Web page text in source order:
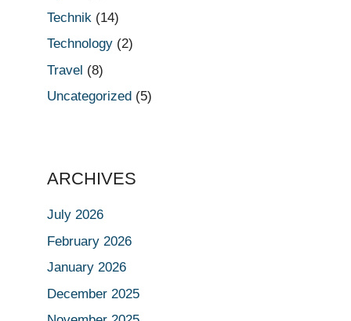
Technik (14)
Technology (2)
Travel (8)
Uncategorized (5)
ARCHIVES
July 2026
February 2026
January 2026
December 2025